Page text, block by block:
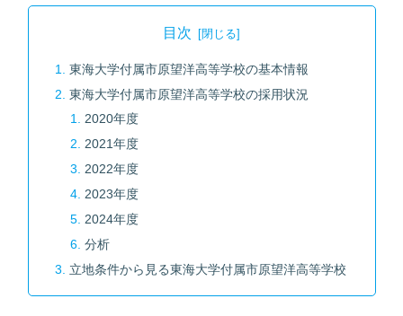
目次
東海大学付属市原望洋高等学校の基本情報
東海大学付属市原望洋高等学校の採用状況
2020年度
2021年度
2022年度
2023年度
2024年度
分析
立地条件から見る東海大学付属市原望洋高等学校